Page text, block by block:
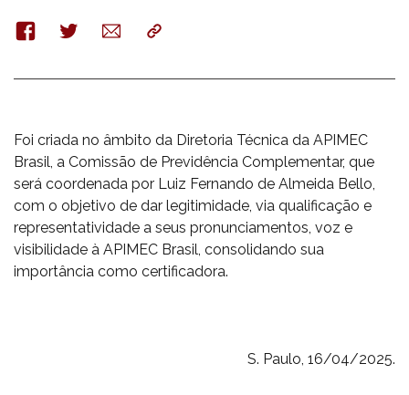
FacebookTwitterE-
mail
Copy
Foi criada no âmbito da Diretoria Técnica da APIMEC
Brasil, a Comissão de Previdência Complementar, que
será coordenada por Luiz Fernando de Almeida Bello,
com o objetivo de dar legitimidade, via qualificação e
representatividade a seus pronunciamentos, voz e
visibilidade à APIMEC Brasil, consolidando sua
importância como certificadora.
S. Paulo, 16/04/2025.